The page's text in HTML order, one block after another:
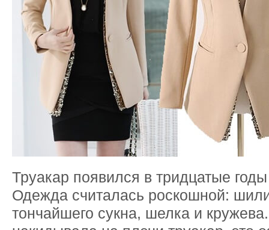
Труакар появился в тридцатые
Одежда считалась роскошной:
тончайшего сукна, шелка и